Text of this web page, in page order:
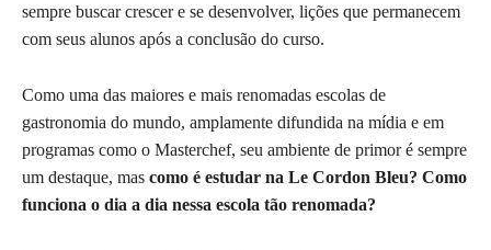
sempre buscar crescer e se desenvolver, lições que permanecem
com seus alunos após a conclusão do curso.
Como uma das maiores e mais renomadas escolas de
gastronomia do mundo, amplamente difundida na mídia e em
programas como o Masterchef, seu ambiente de primor é sempre
um destaque, mas como é estudar na Le Cordon Bleu? Como
funciona o dia a dia nessa escola tão renomada?